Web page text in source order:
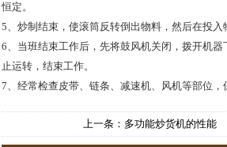
恒定。
5、炒制结束，使滚筒反转倒出物料，然后在投入
6、当班结束工作后，先将鼓风机关闭，拨开机
止运转，结束工作。
7、经常检查皮带、链条、减速机、风机等部位，
上一条：多功能炒货机的性能